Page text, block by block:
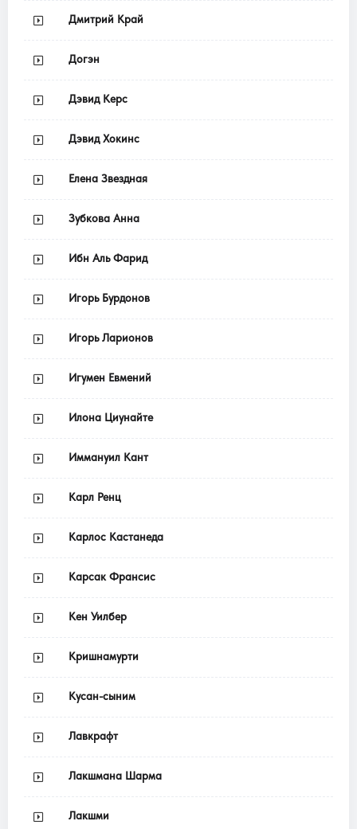
Дмитрий Край
Догэн
Дэвид Керс
Дэвид Хокинс
Елена Звездная
Зубкова Анна
Ибн Аль Фарид
Игорь Бурдонов
Игорь Ларионов
Игумен Евмений
Илона Циунайте
Иммануил Кант
Карл Ренц
Карлос Кастанеда
Карсак Франсис
Кен Уилбер
Кришнамурти
Кусан-сыним
Лавкрафт
Лакшмана Шарма
Лакшми